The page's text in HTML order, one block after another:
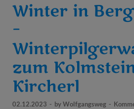
Winter in
–
zum
Kircherl
02.12.2023 - byWolfgangsweg -